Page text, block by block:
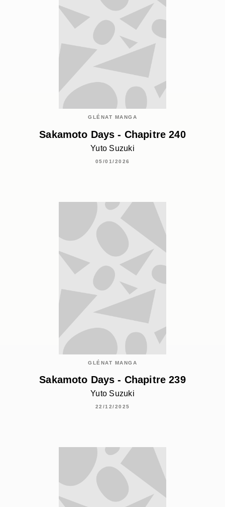
GLÉNAT MANGA
Sakamoto Days - Chapitre 240
Yuto Suzuki
05/01/2026
GLÉNAT MANGA
Sakamoto Days - Chapitre 239
Yuto Suzuki
22/12/2025